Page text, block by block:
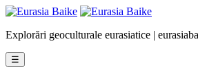
Explorări geoculturale eurasiatice |
☰